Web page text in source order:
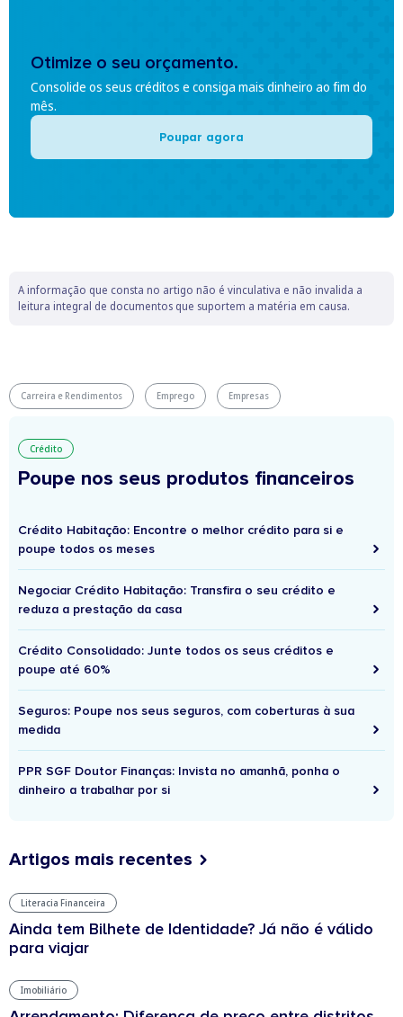
Otimize o seu orçamento.
Consolide os seus créditos e consiga mais dinheiro ao fim do
mês.
Poupar agora
A informação que consta no artigo não é vinculativa e não invalida a
leitura integral de documentos que suportem a matéria em causa.
Carreira e Rendimentos Emprego Empresas
Crédito
Poupe nos seus produtos financeiros
Crédito Habitação: Encontre o melhor crédito para si e
poupe todos os meses
Negociar Crédito Habitação: Transfira o seu crédito e
reduza a prestação da casa
Crédito Consolidado: Junte todos os seus créditos e
poupe até 60%
Seguros: Poupe nos seus seguros, com coberturas à sua
medida
PPR SGF Doutor Finanças: Invista no amanhã, ponha o
dinheiro a trabalhar por si
Artigos mais recentes
Literacia Financeira
Ainda tem Bilhete de Identidade? Já não é válido
para viajar
Imobiliário